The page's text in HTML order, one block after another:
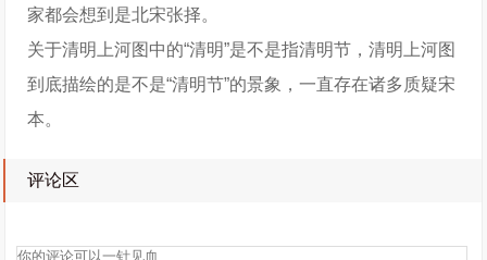
家都会想到是北宋张择。
关于清明上河图中的“清明”是不是指清明节，清明上河图
到底描绘的是不是“清明节”的景象，一直存在诸多质疑宋
本。
评论区